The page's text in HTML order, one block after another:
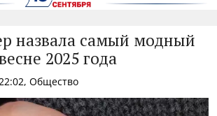
назвала самый модный
2025 года
Общество